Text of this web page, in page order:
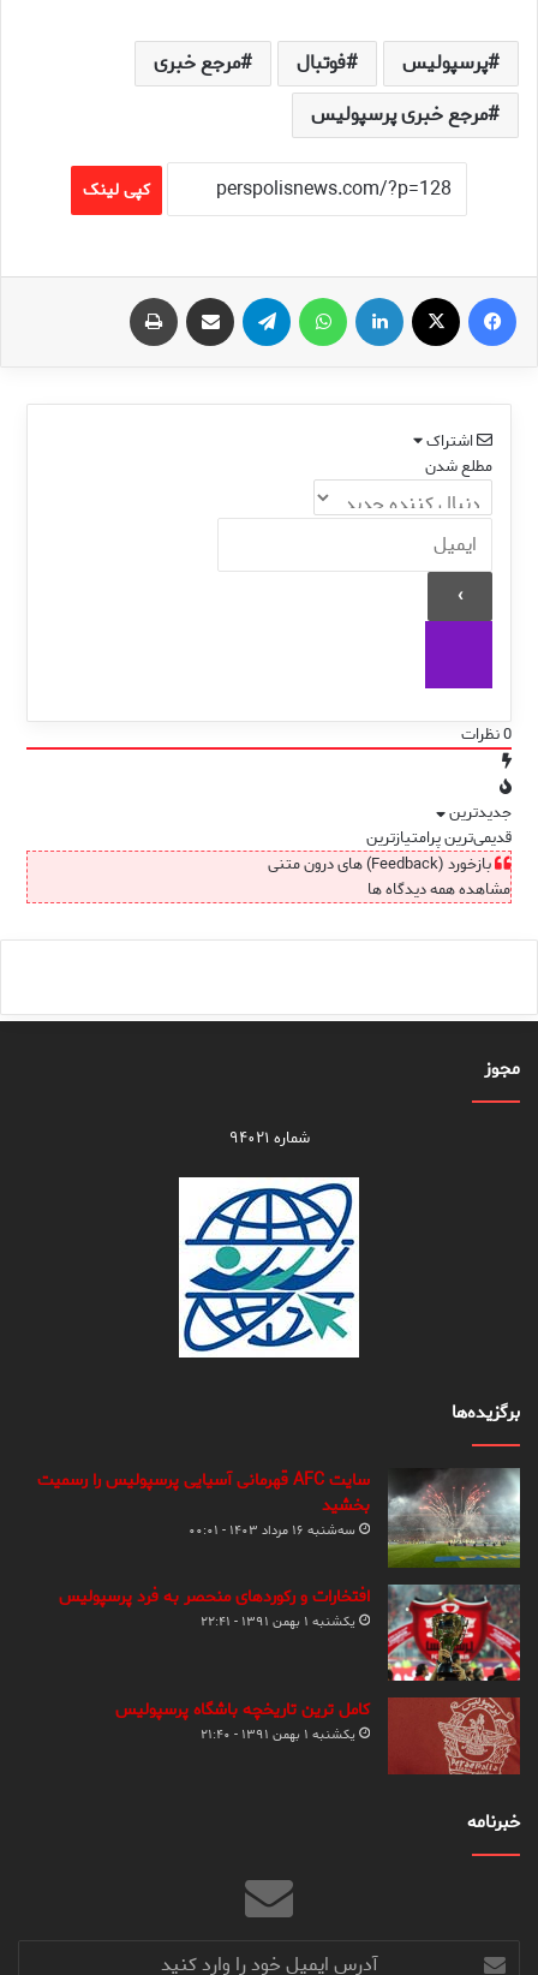
پرسپولیس فوتبال
مرجع خبری
مرجع خبری پرسپولیس
کپی لینک
فیس بوک لینکدین تلگرام اشتراک گذاری از طریق ایمیل
اشتراک
مطلع شدن
0نظرات
جدیدترین
قدیمی‌ترینپرامتیازترین
بازخورد (Feedback) های درون متنی
مشاهده همه دیدگاه ها
مجوز
شماره ۹۴۰۲۱
برگزیده‌ها
سایت AFC قهرمانی آسیایی پرسپولیس را رسمیت
بخشید
سه‌شنبه ۱۶ مرداد ۱۴۰۳ - ۰۰:۰۱
افتخارات و رکوردهای منحصر به فرد پرسپولیس
یکشنبه ۱ بهمن ۱۳۹۱ - ۲۲:۴۱
کامل ترین تاریخچه باشگاه پرسپولیس
یکشنبه ۱ بهمن ۱۳۹۱ - ۲۱:۴۰
خبرنامه
آدرس